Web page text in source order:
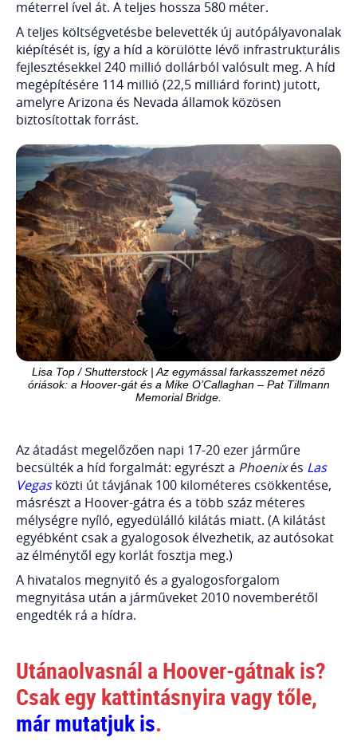
méterrel ível át. A teljes hossza 580 méter.
A teljes költségvetésbe belevették új autópályavonalak
kiépítését is, így a híd a körülötte lévő infrastrukturális
fejlesztésekkel 240 millió dollárból valósult meg. A híd
megépítésére 114 millió (22,5 milliárd forint) jutott,
amelyre Arizona és Nevada államok közösen
biztosítottak forrást.
Lisa Top / Shutterstock | Az egymással farkasszemet néző
óriások: a Hoover-gát és a Mike O’Callaghan – Pat Tillmann
Memorial Bridge.
Az átadást megelőzően napi 17-20 ezer járműre
becsülték a híd forgalmát: egyrészt a Phoenixés Las
Vegasközti út távjának 100 kilométeres csökkentése,
másrészt a Hoover-gátra és a több száz méteres
mélységre nyíló, egyedülálló kilátás miatt. (A kilátást
egyébként csak a gyalogosok élvezhetik, az autósokat
az élménytől egy korlát fosztja meg.)
A hivatalos megnyitó és a gyalogosforgalom
megnyitása után a járműveket 2010 novemberétől
engedték rá a hídra.
Utánaolvasnál a Hoover-gátnak is?
Csak egy kattintásnyira vagy tőle,
már mutatjuk is.